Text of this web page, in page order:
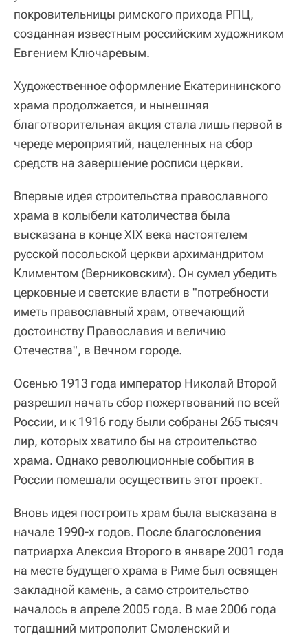
покровительницы римского прихода РПЦ,
созданная известным российским художником
Евгением Ключаревым.
Художественное оформление Екатерининского
храма продолжается, и нынешняя
благотворительная акция стала лишь первой в
череде мероприятий, нацеленных на сбор
средств на завершение росписи церкви.
Впервые идея строительства православного
храма в колыбели католичества была
высказана в конце XIX века настоятелем
русской посольской церкви архимандритом
Климентом (Верниковским). Он сумел убедить
церковные и светские власти в "потребности
иметь православный храм, отвечающий
достоинству Православия и величию
Отечества", в Вечном городе.
Осенью 1913 года император Николай Второй
разрешил начать сбор пожертвований по всей
России, и к 1916 году были собраны 265 тысяч
лир, которых хватило бы на строительство
храма. Однако революционные события в
России помешали осуществить этот проект.
Вновь идея построить храм была высказана в
начале 1990-х годов. После благословения
патриарха Алексия Второго в январе 2001 года
на месте будущего храма в Риме был освящен
закладной камень, а само строительство
началось в апреле 2005 года. В мае 2006 года
тогдашний митрополит Смоленский и